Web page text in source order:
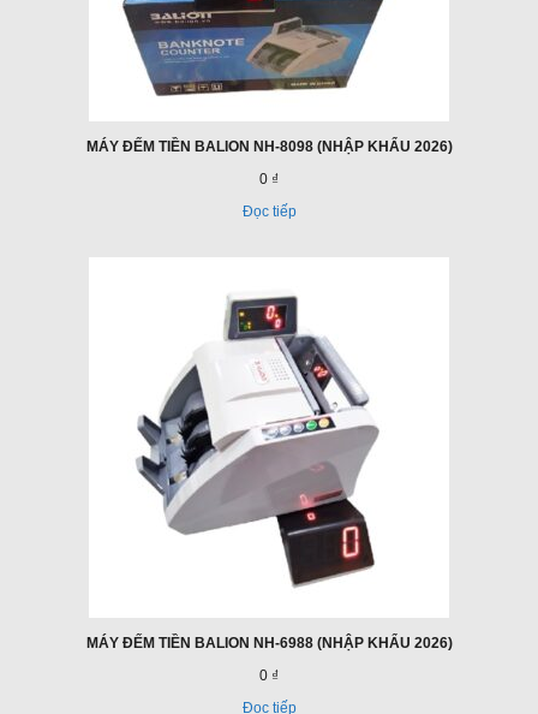
MÁY ĐẾM TIỀN BALION NH-8098 (NHẬP KHẨU 2026)
0 ₫
Đọc tiếp
MÁY ĐẾM TIỀN BALION NH-6988 (NHẬP KHẨU 2026)
0 ₫
Đọc tiếp